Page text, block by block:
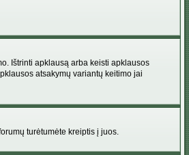
Ištrinti apklausą arba keisti apklausos
atsakymų variantų keitimo jai
turėtumėte kreiptis į juos.